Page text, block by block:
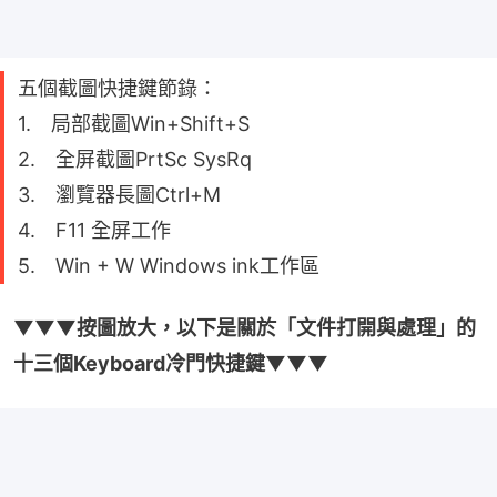
五個截圖快捷鍵節錄：
1. 局部截圖Win+Shift+S
2. 全屏截圖PrtSc SysRq
3. 瀏覽器長圖Ctrl+M
4. F11 全屏工作
5. Win + W Windows ink工作區
▼▼▼按圖放大，以下是關於「文件打開與處理」的
十三個Keyboard冷門快捷鍵▼▼▼